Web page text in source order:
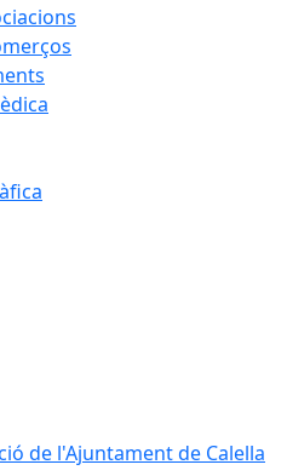
de l'Ajuntament de Calella